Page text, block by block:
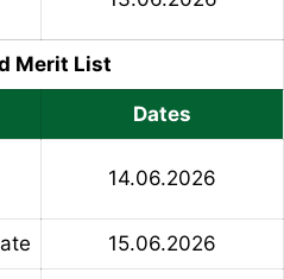
Merit List
Dates
14.06.2026
15.06.2026